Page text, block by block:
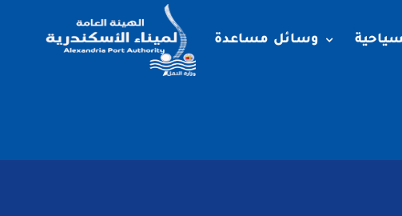
وسائل مساعدة